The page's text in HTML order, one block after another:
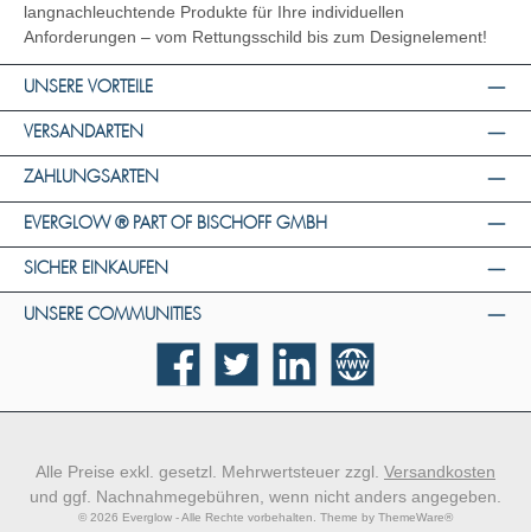
langnachleuchtende Produkte für Ihre individuellen
Anforderungen – vom Rettungsschild bis zum Designelement!
UNSERE VORTEILE
VERSANDARTEN
ZAHLUNGSARTEN
EVERGLOW ® PART OF BISCHOFF GMBH
SICHER EINKAUFEN
UNSERE COMMUNITIES
FacebookTwitter LinkedIn Website
Alle Preise exkl. gesetzl. Mehrwertsteuer zzgl. Versandkosten
und ggf. Nachnahmegebühren, wenn nicht anders angegeben.
© 2026 Everglow - Alle Rechte vorbehalten. Theme by ThemeWare®